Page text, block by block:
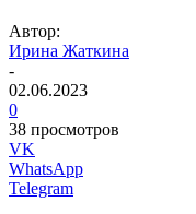
Автор:
Ирина Жаткина
-
02.06.2023
0
38 просмотров
VK
WhatsApp
Telegram